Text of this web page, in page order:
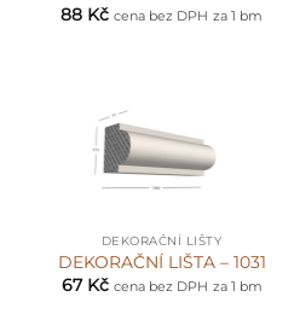
88 Kč cena bez DPH za 1 bm
DEKORAČNÍ LIŠTY
DEKORAČNÍ LIŠTA – 1031
67 Kč cena bez DPH za 1 bm